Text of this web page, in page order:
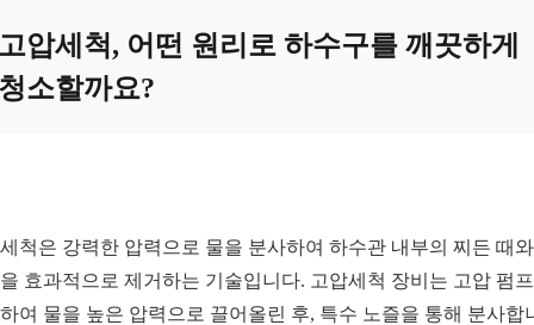
압세척, 어떤 원리로 하수구를 깨끗하게
소할까요?
척은 강력한 압력으로 물을 분사하여 하수관 내부의 찌든 때
효과적으로 제거하는 기술입니다. 고압세척 장비는 고압 펌
여 물을 높은 압력으로 끌어올린 후, 특수 노즐을 통해 분사합